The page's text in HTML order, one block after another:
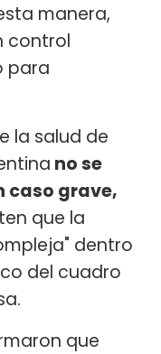
manera,
control
para
la salud de
no se
caso grave,
que la
dentro
del cuadro
que